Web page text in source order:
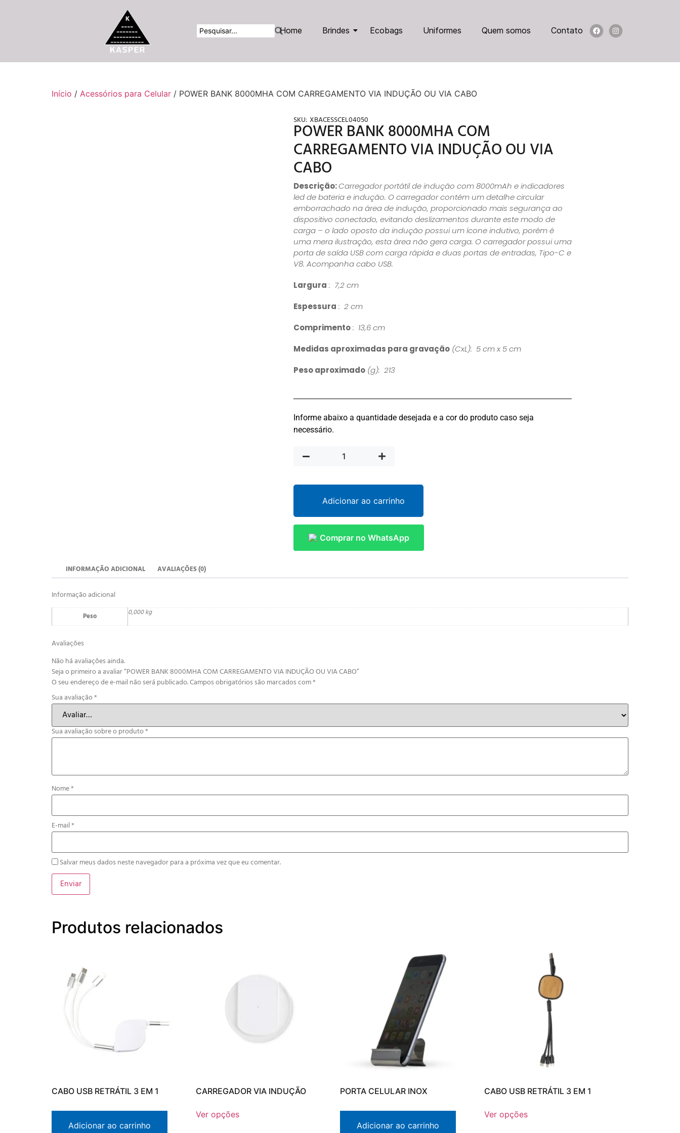
Home Brindes Ecobags Uniformes Quem somos Contato
Início / Acessórios para Celular / POWER BANK 8000MHA COM CARREGAMENTO VIA INDUÇÃO OU VIA CABO
SKU: XBACESSCEL04050
POWER BANK 8000MHA COM
CARREGAMENTO VIA INDUÇÃO OU VIA
CABO
Descrição:Carregador portátil de indução com 8000mAh e indicadores
led de bateria e indução. O carregador contém um detalhe circular
emborrachado na área de indução, proporcionado mais segurança ao
dispositivo conectado, evitando deslizamentos durante este modo de
carga – o lado oposto da indução possui um ícone indutivo, porém é
uma mera ilustração, esta área não gera carga. O carregador possui uma
porta de saída USB com carga rápida e duas portas de entradas, Tipo-C e
V8. Acompanha cabo USB.
Largura : 7,2 cm
Espessura : 2 cm
Comprimento: 13,6 cm
Medidas aproximadas para gravação (CxL): 5 cm x 5 cm
Peso aproximado (g): 213
Informe abaixo a quantidade desejada e a cor do produto caso seja
necessário.
Adicionar ao carrinho
Comprar no WhatsApp
INFORMAÇÃO ADICIONAL AVALIAÇÕES (0)
Informação adicional
Peso 0,000 kg
Avaliações
Não há avaliações ainda.
Seja o primeiro a avaliar “POWER BANK 8000MHA COM CARREGAMENTO VIA INDUÇÃO OU VIA CABO”
O seu endereço de e-mail não será publicado.Campos obrigatórios são marcados com*
Sua avaliação*
Sua avaliação sobre o produto*
Nome*
E-mail*
Salvar meus dados neste navegador para a próxima vez que eu comentar.
Produtos relacionados
CABO USB RETRÁTIL 3 EM 1
Adicionar ao carrinho
CARREGADOR VIA INDUÇÃO
Ver opções
PORTA CELULAR INOX
Adicionar ao carrinho
CABO USB RETRÁTIL 3 EM 1
Ver opções